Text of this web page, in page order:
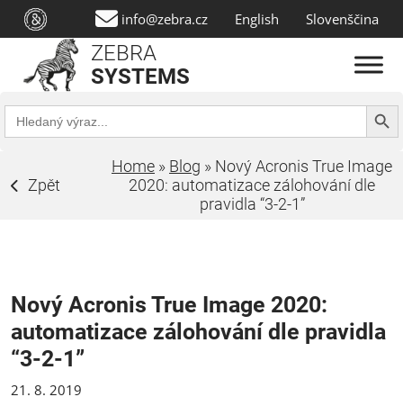
info@zebra.cz English Slovenščina
ZEBRA
SYSTEMS
Search
for:
Search
Zpět
Home » Blog » Nový Acronis True Image
2020: automatizace zálohování dle
pravidla “3-2-1”
Nový Acronis True Image 2020:
automatizace zálohování dle pravidla
“3-2-1”
21. 8. 2019